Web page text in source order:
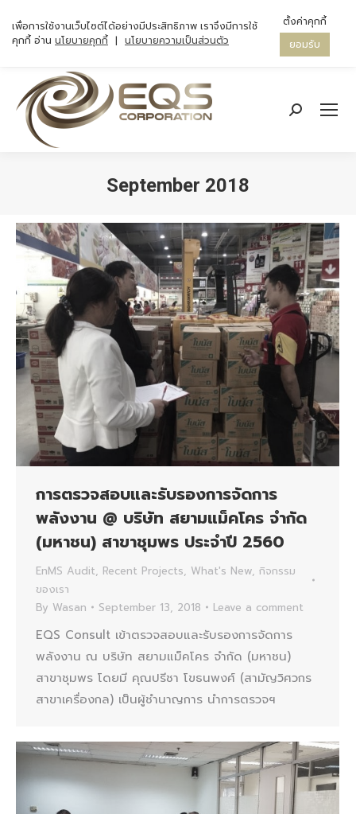
Search:
September 2018
การตรวจสอบและรับรองการจัดการ
พลังงาน @ บริษัท สยามแม็คโคร จำกัด
(มหาชน) สาขาชุมพร ประจำปี 2560
EnMS Audit, Recent Projects, What's New, กิจกรรม
ของเรา
By Wasan September 13, 2018 Leave a comment
EQS Consult เข้าตรวจสอบและรับรองการจัดการ
พลังงาน ณ บริษัท สยามแม็คโคร จำกัด (มหาชน)
สาขาชุมพร โดยมี คุณปรีชา โขธนพงศ์ (สามัญวิศวกร
สาขาเครื่องกล) เป็นผู้ชำนาญการ นำการตรวจฯ
เพื่อการใช้งานเว็บไซต์ได้อย่างมีประสิทธิภาพ เราจึงมีการใช้
คุกกี้ อ่าน นโยบายคุกกี้ | นโยบายความเป็นส่วนตัว
ตั้งค่าคุกกี้
ยอมรับ